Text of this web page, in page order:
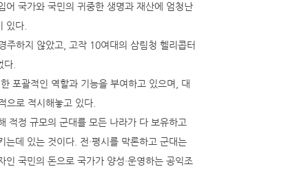
어 국가와 국민의 귀중한 생명과 재산에 엄청난
있다.
주하지 않았고, 고작 10여대의 삼림청 헬리콥터
.
포괄적인 역할과 기능을 부여하고 있으며, 대
으로 적시해놓고 있다.
적정 규모의 군대를 모든 나라가 다 보유하고
데 있는 것이다. 전·평시를 막론하고 군대는
국민의 돈으로 국가가 양성·운영하는 공익조